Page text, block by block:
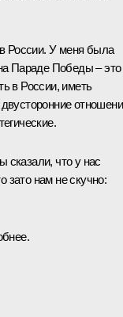
России. У меня была
Параде Победы – это
в России, иметь
сказали, что у нас
зато нам не скучно: